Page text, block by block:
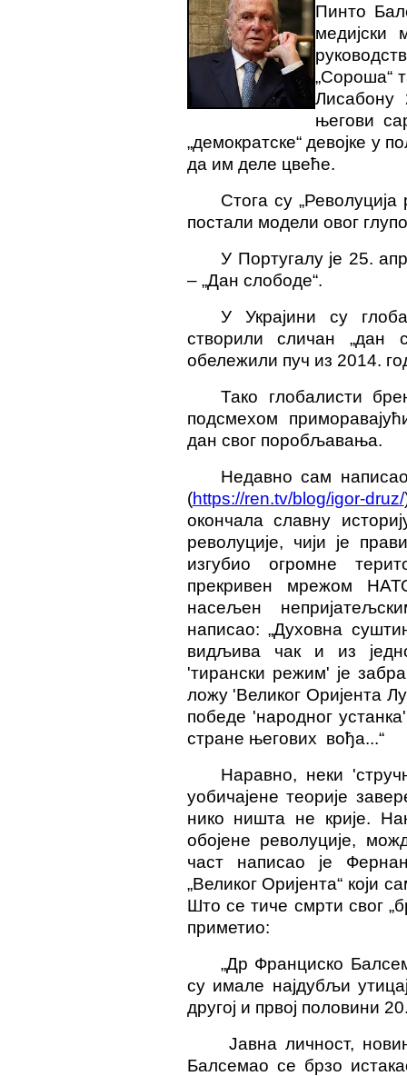
Пинто
медијски
„Сороша“
његови
„демократске“ девојке у
да им деле цвеће.
Стога су „Револуција
постали модели овог
У Португалу је 25.
– „Дан слободе“.
У Украјини су
створили сличан „дан
обележили пуч из 2014.
Тако глобалисти
подсмехом
дан свог поробљавања.
Недавно сам
(https://ren.tv/blog/igor-druz/
окончала славну
револуције, чији је
изгубио огромне
прекривен мрежом
насељен
написао: „Духовна
видљива чак и из
'тирански режим' је
ложу 'Великог Оријента
победе 'народног
стране његових вођа...“
Наравно, неки
уобичајене теорије
нико ништа не крије.
обојене револуције,
част написао је
„Великог Оријента“ који
Што се тиче смрти свог
приметио:
„Др Франциско
су имале најдубљи
другој и првој половини
Јавна личност,
Балсемао се брзо